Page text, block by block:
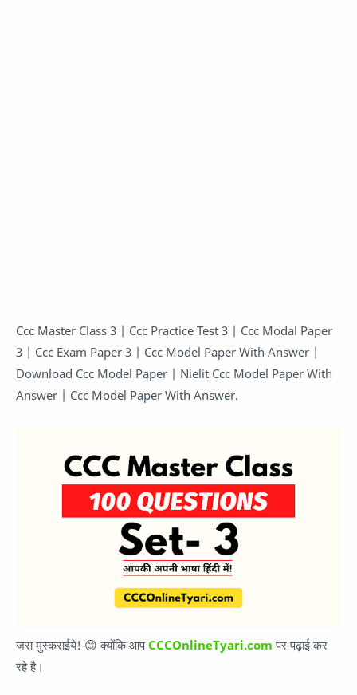
Ccc Master Class 3 | Ccc Practice Test 3 | Ccc Modal Paper
3 | Ccc Exam Paper 3 | Ccc Model Paper With Answer |
Download Ccc Model Paper | Nielit Ccc Model Paper With
Answer | Ccc Model Paper With Answer.
जरा मुस्कराईये! 😊 क्योंकि आपCCCOnlineTyari.com पर पढ़ाई कर
रहे है।